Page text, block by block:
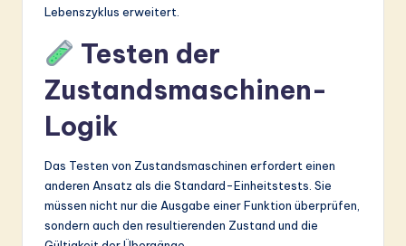
Lebenszyklus erweitert.
Testen der
Zustandsmaschinen-
Logik
Das Testen von Zustandsmaschinen erfordert einen
anderen Ansatz als die Standard-Einheitstests. Sie
müssen nicht nur die Ausgabe einer Funktion überprüfen,
sondern auch den resultierenden Zustand und die